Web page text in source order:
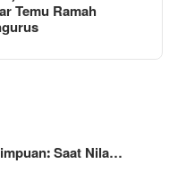
Temu Ramah
Saat Nila…